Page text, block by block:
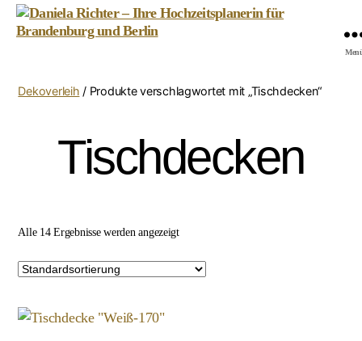
-
Ihre
Dekoverleih / Produkte verschlagwortet mit „Tischdecken“
Tischdecken
Alle 14 Ergebnisse werden angezeigt